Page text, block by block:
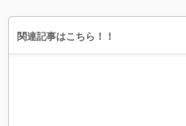
関連記事はこちら！！